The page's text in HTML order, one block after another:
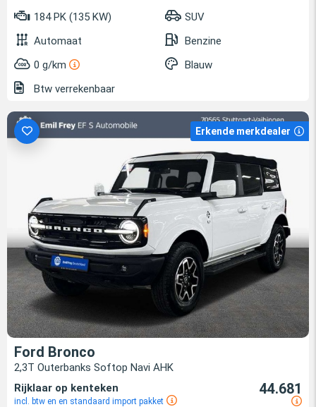
184 PK (135 KW)
SUV
Automaat
Benzine
0 g/km
Blauw
Btw verrekenbaar
Erkende merkdealer
Ford Bronco
2,3T Outerbanks Softop Navi AHK
Rijklaar op kenteken
incl. btw en en standaard import pakket
44.681